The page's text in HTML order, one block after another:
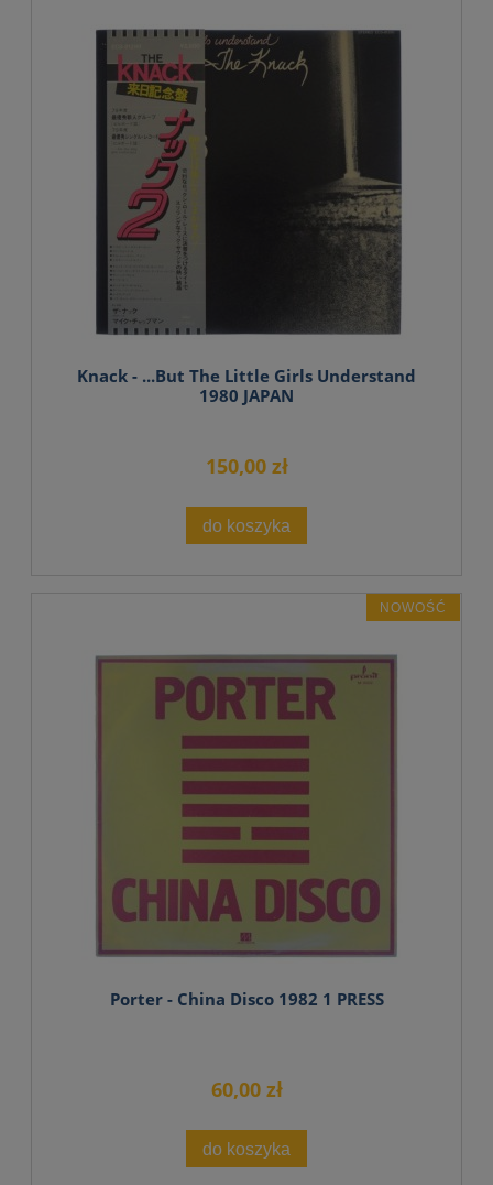
Knack - ...But The Little Girls Understand
1980 JAPAN
150,00 zł
do koszyka
Porter - China Disco 1982 1 PRESS
60,00 zł
do koszyka
NOWOŚĆ